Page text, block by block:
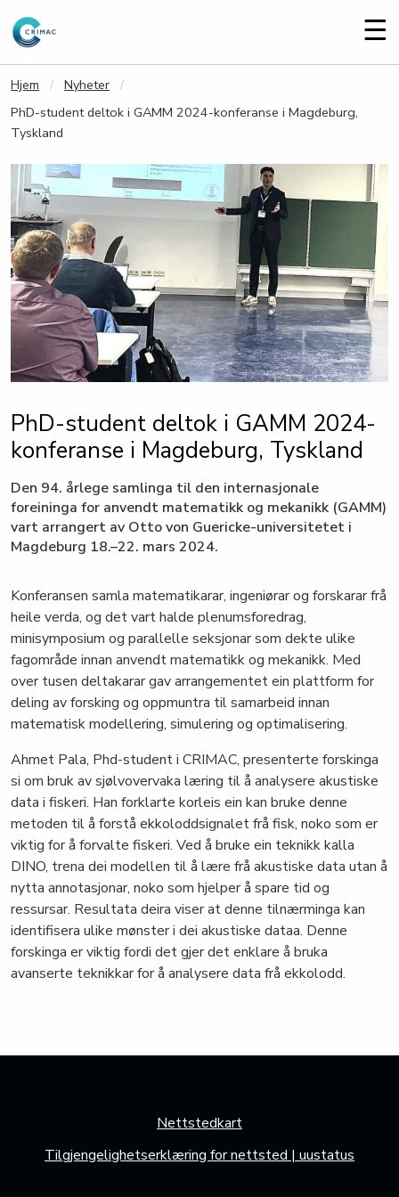
☰
Hjem
Nyheter
PhD-student deltok i GAMM 2024-konferanse i Magdeburg,
Tyskland
PhD-student deltok i GAMM 2024-
konferanse i Magdeburg, Tyskland
Den 94. årlege samlinga til den internasjonale
foreininga for anvendt matematikk og mekanikk (GAMM)
vart arrangert av Otto von Guericke-universitetet i
Magdeburg 18.–22. mars 2024.
Konferansen samla matematikarar, ingeniørar og forskarar frå
heile verda, og det vart halde plenumsforedrag,
minisymposium og parallelle seksjonar som dekte ulike
fagområde innan anvendt matematikk og mekanikk. Med
over tusen deltakarar gav arrangementet ein plattform for
deling av forsking og oppmuntra til samarbeid innan
matematisk modellering, simulering og optimalisering.
Ahmet Pala, Phd-student i CRIMAC, presenterte forskinga
si om bruk av sjølvovervaka læring til å analysere akustiske
data i fiskeri. Han forklarte korleis ein kan bruke denne
metoden til å forstå ekkoloddsignalet frå fisk, noko som er
viktig for å forvalte fiskeri. Ved å bruke ein teknikk kalla
DINO, trena dei modellen til å lære frå akustiske data utan å
nytta annotasjonar, noko som hjelper å spare tid og
ressursar. Resultata deira viser at denne tilnærminga kan
identifisera ulike mønster i dei akustiske dataa. Denne
forskinga er viktig fordi det gjer det enklare å bruka
avanserte teknikkar for å analysere data frå ekkolodd.
Nettstedkart
Tilgjengelighetserklæring for nettsted | uustatus